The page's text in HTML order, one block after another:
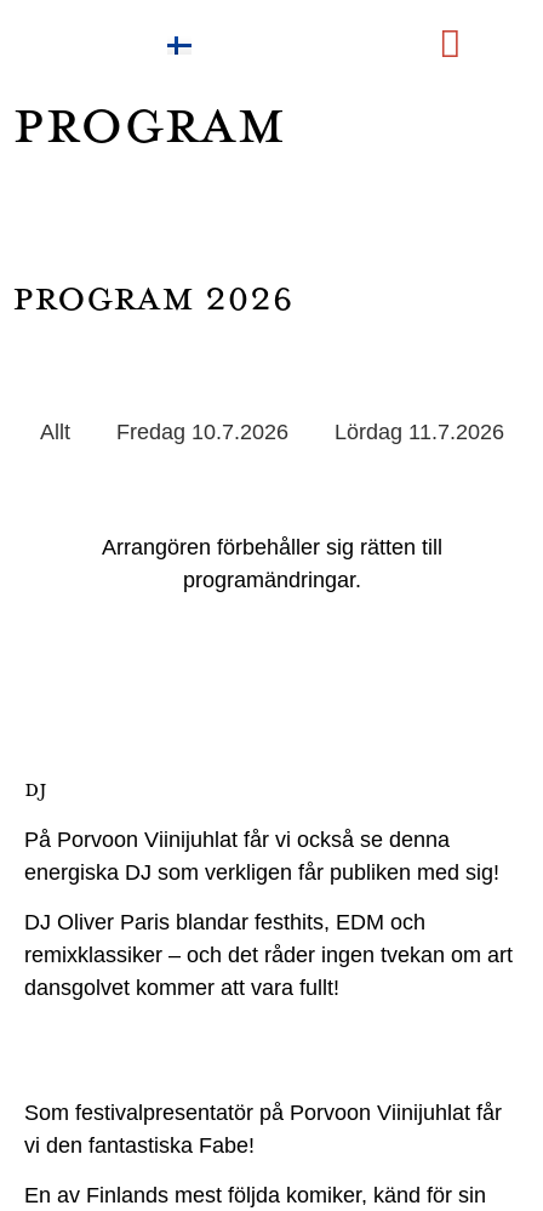
PROGRAM
PROGRAM 2026
Allt Fredag 10.7.2026 Lördag 11.7.2026
Arrangören förbehåller sig rätten till
programändringar.
DJ
På Porvoon Viinijuhlat får vi också se denna
energiska DJ som verkligen får publiken med sig!
DJ Oliver Paris blandar festhits, EDM och
remixklassiker – och det råder ingen tvekan om art
dansgolvet kommer att vara fullt!
Som festivalpresentatör på Porvoon Viinijuhlat får
vi den fantastiska Fabe!
En av Finlands mest följda komiker, känd för sin